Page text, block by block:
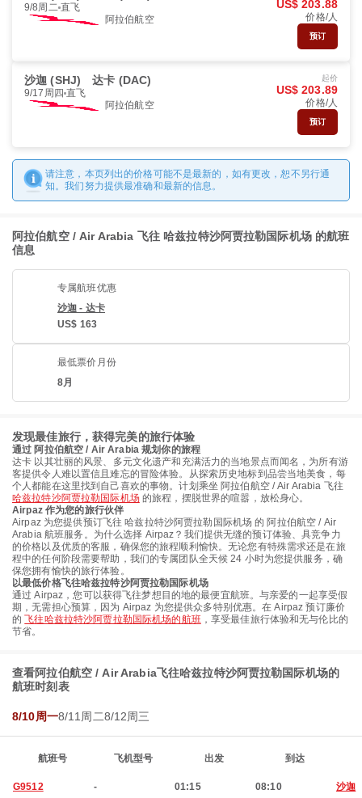
9/8周二 直飞
阿拉伯航空
US$ 203.88
价格/人
预订
沙迦 (SHJ) 达卡 (DAC)
9/17周四 直飞
阿拉伯航空
起价
US$ 203.89
价格/人
预订
请注意，本页列出的价格可能不是最新的，如有更改，恕不另行通
知。我们努力提供最准确和最新的信息。
阿拉伯航空 / Air Arabia 飞往 哈兹拉特沙阿贾拉勒国际机场 的航班
信息
专属航班优惠
沙迦 - 达卡
US$ 163
最低票价月份
8月
发现最佳旅行，获得完美的旅行体验
通过 阿拉伯航空 / Air Arabia 规划你的旅程
达卡 以其壮丽的风景、多元文化遗产和充满活力的当地景点而闻名，为所有游
客提供令人难以置信且难忘的冒险体验。从探索历史地标到品尝当地美食，每
个人都能在这里找到自己喜欢的事物。计划乘坐 阿拉伯航空 / Air Arabia 飞往
哈兹拉特沙阿贾拉勒国际机场的旅程，摆脱世界的喧嚣，放松身心。
Airpaz 作为您的旅行伙伴
Airpaz 为您提供预订飞往 哈兹拉特沙阿贾拉勒国际机场 的 阿拉伯航空 / Air
Arabia 航班服务。为什么选择 Airpaz？我们提供无缝的预订体验、具竞争力
的价格以及优质的客服，确保您的旅程顺利愉快。无论您有特殊需求还是在旅
程中的任何阶段需要帮助，我们的专属团队全天候 24 小时为您提供服务，确
保您拥有愉快的旅行体验。
以最低价格飞往哈兹拉特沙阿贾拉勒国际机场
通过 Airpaz，您可以获得飞往梦想目的地的最便宜航班。与亲爱的一起享受假
期，无需担心预算，因为 Airpaz 为您提供众多特别优惠。在 Airpaz 预订廉价
的飞往哈兹拉特沙阿贾拉勒国际机场的航班，享受最佳旅行体验和无与伦比的
节省。
查看阿拉伯航空 / Air Arabia飞往哈兹拉特沙阿贾拉勒国际机场的
航班时刻表
8/10周一8/11周二8/12周三
航班号 飞机型号 出发 到达
G9512 - 01:15 08:10 沙迦